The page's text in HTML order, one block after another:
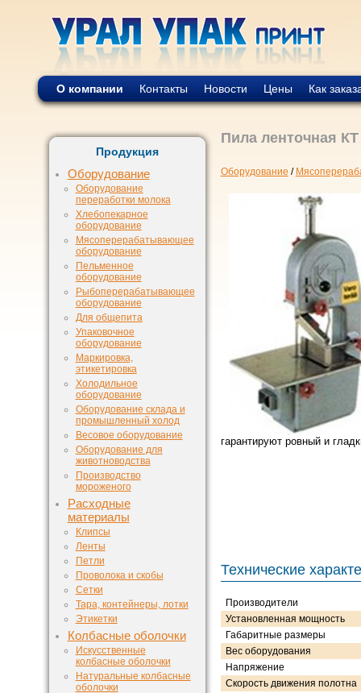
О компании Контакты Новости Цены Как
Продукция
Оборудование
Оборудование
переработки молока
Хлебопекарное
оборудование
Мясоперерабатывающее
оборудование
Пельменное
оборудование
Рыбоперерабатывающее
оборудование
Для общепита
Упаковочное
оборудование
Маркировка,
этикетировка
Холодильное
оборудование
Оборудование склада и
промышленный холод
Весовое оборудование
Оборудование для
животноводства
Производство
мороженого
Расходные
материалы
Клипсы
Ленты
Петли
Проволока и скобы
Сетки
Тара, контейнеры, лотки
Этикетки
Колбасные оболочки
Искусственные
колбасные оболочки
Натуральные колбасные
оболочки
Пила ленточная КТ
Оборудование /
гарантируют ровный и
Технические
Производители
Установленная мощность
Габаритные размеры
Вес оборудования
Напряжение
Скорость движения полотна